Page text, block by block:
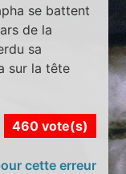
se battent
de la
sa
sur la tête
460 vote(s)
cette erreur